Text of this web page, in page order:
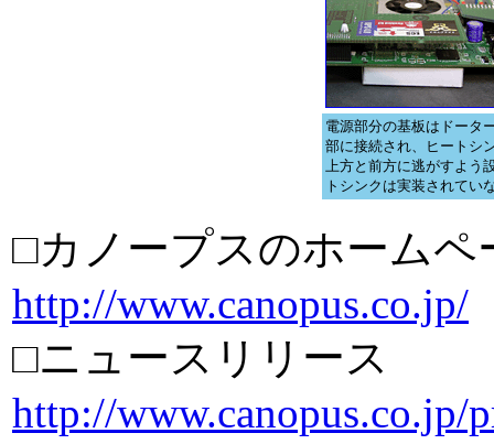
電源部分の基板はドータ
部に接続され、ヒートシ
上方と前方に逃がすよう
トシンクは実装されてい
□カノープスのホームペ
http://www.canopus.co.jp/
□ニュースリリース
http://www.canopus.co.jp/